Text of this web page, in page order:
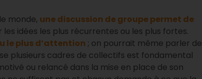
monde, une discussion de groupe permet de
les idées les plus récurrentes ou les plus fortes.
le plus d’attention ; on pourrait même parler de
plusieurs cadres de collectifs est fondamental
ou relancé dans la mise en place de son